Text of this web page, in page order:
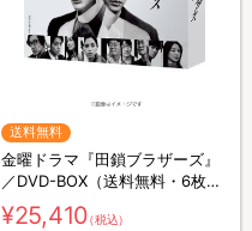
送料無料
金曜ドラマ『田鎖ブラザーズ』
／DVD-BOX（送料無料・6枚
組）
¥25,410（税込）